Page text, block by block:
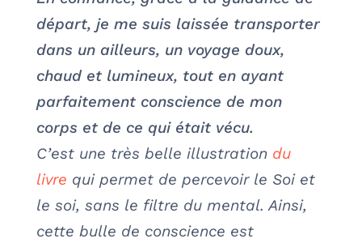
départ, je me suis laissée transporter
dans un ailleurs, un voyage doux,
chaud et lumineux, tout en ayant
parfaitement conscience de mon
corps et de ce qui était vécu.
C’est une très belle illustration du
livre qui permet de percevoir le Soi et
le soi, sans le filtre du mental. Ainsi,
cette bulle de conscience est